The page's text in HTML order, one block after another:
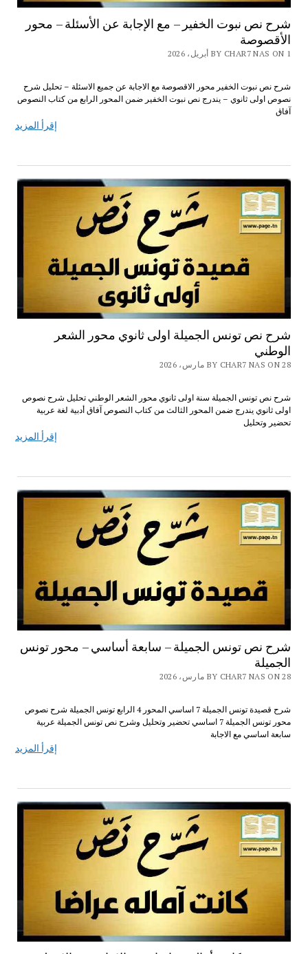
شرح نص نبوت الخفير – مع الإجابة عن الأسئلة – محور
الأقصوصة
BY CHAR7 NAS ON 1 أبريل، 2026
شرح نص نبوت الخفير محور الاقصوصة مع الاجابة عن جميع الاسئلة – تحليل شرح
نصوص اولى ثانوي – يندرج نص نبوت الخفير ضمن المحور الرابع من كتاب النصوص
آفاق
إقرأ المزيد
شرح نص تونس الجميلة اولى ثانوي محور الشعر
الوطني
BY CHAR7 NAS ON 28 مارس، 2026
شرح نص تونس الجميلة سنة اولى ثانوي محور الشعر الوطني تحليل شرح نصوص
اولى ثانوي يندرج ضمن المحور الثالث من كتاب النصوص آفاق أدبية لغة عربية
تحضير وتحليل
إقرأ المزيد
شرح نص تونس الجميلة – سابعة أساسي – محور تونس
الجميلة
BY CHAR7 NAS ON 28 مارس، 2026
شرح قصيدة تونس الجميلة 7 اساسي المحور 4 الرابع تونس الجميلة شرح نصوص
محور تونس الجميلة 7 اساسي تحضير وتحليل وشرح نص تونس الجميلة عربية
سابعة اساسي مع الاجابة
إقرأ المزيد